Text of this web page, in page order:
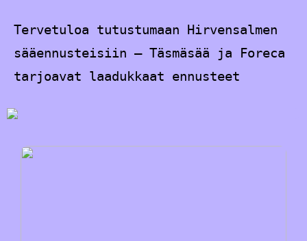
Tervetuloa tutustumaan Hirvensalmen
sääennusteisiin – Täsmäsää ja Foreca
tarjoavat laadukkaat ennusteet